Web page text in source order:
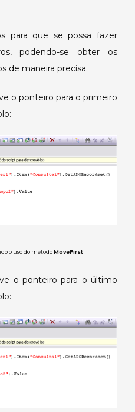
para que se possa fazer
podendo-se obter os
de maneira precisa.
o ponteiro para o primeiro
o uso do métodoMoveFirst
o ponteiro para o último